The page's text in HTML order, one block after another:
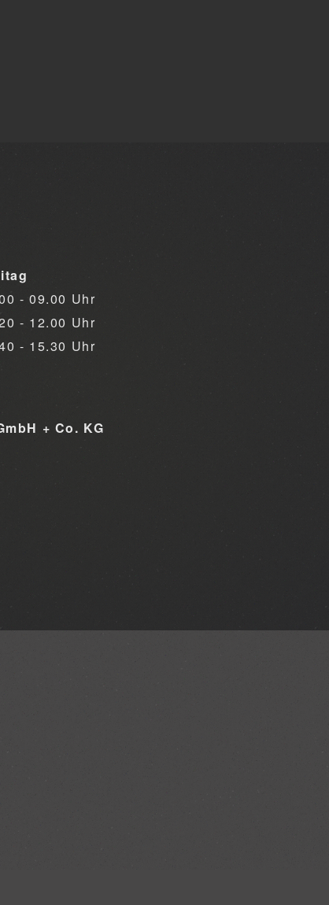
- 09.00 Uhr
- 12.00 Uhr
- 15.30 Uhr
+ Co. KG